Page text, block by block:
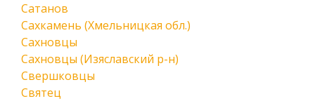
Сатанов
Сахкамень (Хмельницкая обл.)
Сахновцы
Сахновцы (Изяславский р-н)
Свершковцы
Святец